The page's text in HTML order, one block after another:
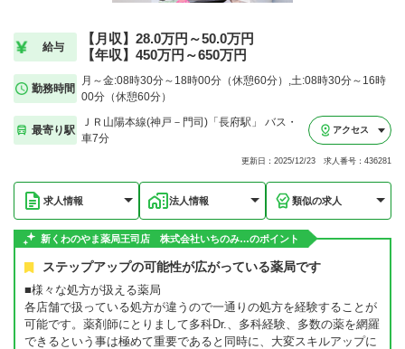
給与
【月収】28.0万円～50.0万円
【年収】450万円～650万円
勤務時間
月～金:08時30分～18時00分（休憩60分）,土:08時30分～16時
00分（休憩60分）
最寄り駅
ＪＲ山陽本線(神戸－門司)「長府駅」 バス・
車7分
アクセス
更新日：2025/12/23 求人番号：436281
求人情報 法人情報 類似の求人
新くわのやま薬局王司店 株式会社いちのみ…のポイント
ステップアップの可能性が広がっている薬局です
■様々な処方が扱える薬局
各店舗で扱っている処方が違うので一通りの処方を経験することが
可能です。薬剤師にとりまして多科Dr.、多科経験、多数の薬を網羅
できるという事は極めて重要であると同時に、大変スキルアップに